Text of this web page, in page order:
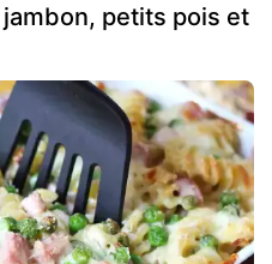
petits pois et